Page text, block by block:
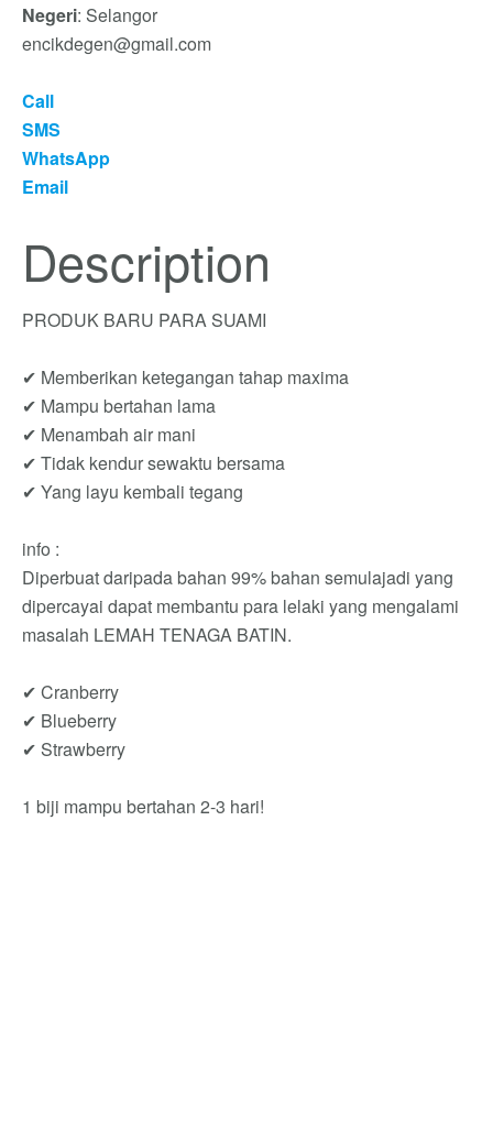
Negeri: Selangor
encikdegen@gmail.com
Call
SMS
WhatsApp
Email
Description
PRODUK BARU PARA SUAMI
✔ Memberikan ketegangan tahap maxima
✔ Mampu bertahan lama
✔ Menambah air mani
✔ Tidak kendur sewaktu bersama
✔ Yang layu kembali tegang
info :
Diperbuat daripada bahan 99% bahan semulajadi yang
dipercayai dapat membantu para lelaki yang mengalami
masalah LEMAH TENAGA BATIN.
✔ Cranberry
✔ Blueberry
✔ Strawberry
1 biji mampu bertahan 2-3 hari!